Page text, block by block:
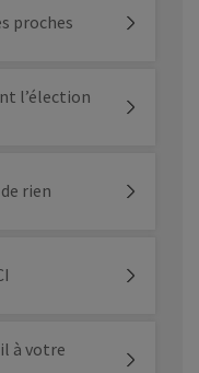
proches
l’élection
rien
à votre